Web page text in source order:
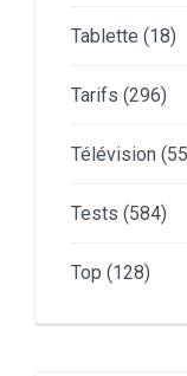
Tablette (18)
Tarifs (296)
Télévision
Tests (584)
Top (128)